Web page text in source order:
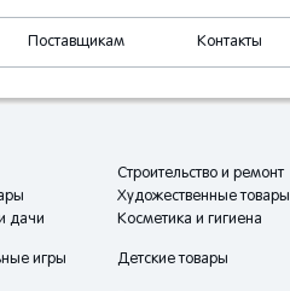
Поставщикам Контакты
Строительство и ремонт
Художественные товары
дачи
Косметика и гигиена
игры
Детские товары